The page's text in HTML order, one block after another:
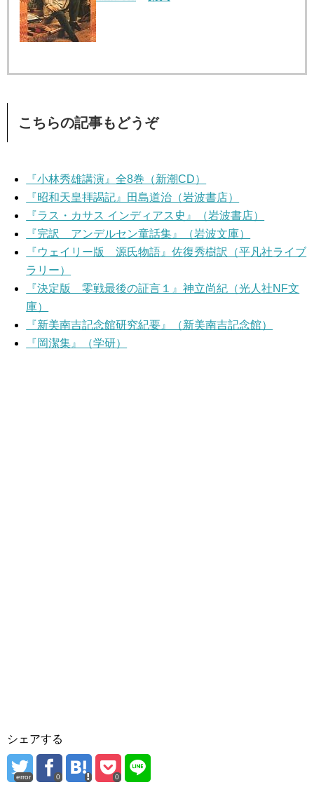
こちらの記事もどうぞ
『小林秀雄講演』全8巻（新潮CD）
『昭和天皇拝謁記』田島道治（岩波書店）
『ラス・カサス インディアス史』（岩波書店）
『完訳 アンデルセン童話集』（岩波文庫）
『ウェイリー版 源氏物語』佐復秀樹訳（平凡社ライブ
ラリー）
『決定版 零戦最後の証言１』神立尚紀（光人社NF文
庫）
『新美南吉記念館研究紀要』（新美南吉記念館）
『岡潔集』（学研）
シェアする
error 0 0